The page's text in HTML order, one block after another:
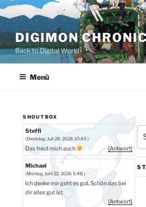
Zum
Inhalt
springen
DIGIMON
Back to Digital World
Menü
SHOUTBOX
Steffi
(Dienstag, Juli 28. 2026 10:45 )
Das freut mich auch [Antwort]
Michael
(Montag, Juni 22. 2026 5:46 )
Ich denke mir geht es gut. Schön das bei
dir alles gut ist.
[Antwort]